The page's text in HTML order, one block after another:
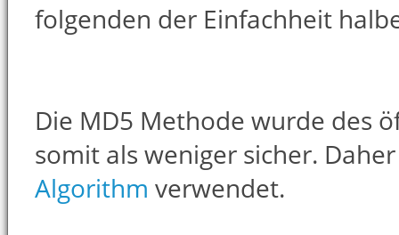
folgenden der Einfachheit
Die MD5 Methode wurde des
somit als weniger sicher.
Algorithm verwendet.